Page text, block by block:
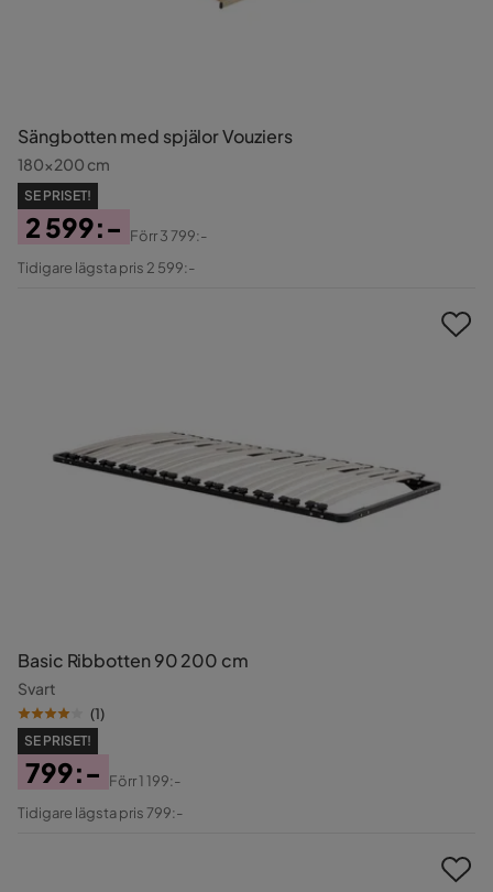
Sängbotten med spjälor Vouziers
180x200 cm
SE PRISET!
Pris
2 599:-
Original
Förr3 799:-
Tidigare lägsta pris 2 599:-
Basic Ribbotten 90 200 cm
Svart
(1)
SE PRISET!
Pris
799:-
Original
Förr1 199:-
Tidigare lägsta pris 799:-